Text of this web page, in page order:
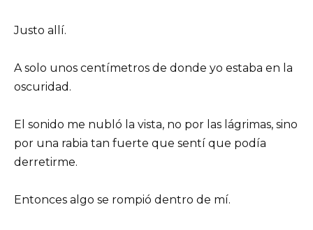
Justo allí.
A solo unos centímetros de donde yo estaba en la
oscuridad.
El sonido me nubló la vista, no por las lágrimas, sino
por una rabia tan fuerte que sentí que podía
derretirme.
Entonces algo se rompió dentro de mí.